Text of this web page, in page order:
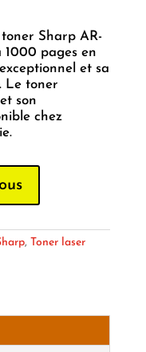
Sharp AR-
1000 pages en
et sa
Le toner
son
chez
, Toner laser